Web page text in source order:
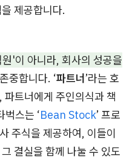
제공합니다.
'이 아니라, 회사의 성공을
중합니다. ‘파트너’라는 호
트너에게 주인의식과 책
벅스는 ‘Bean Stock’ 프로
주식을 제공하여, 이들이
결실을 함께 나눌 수 있도